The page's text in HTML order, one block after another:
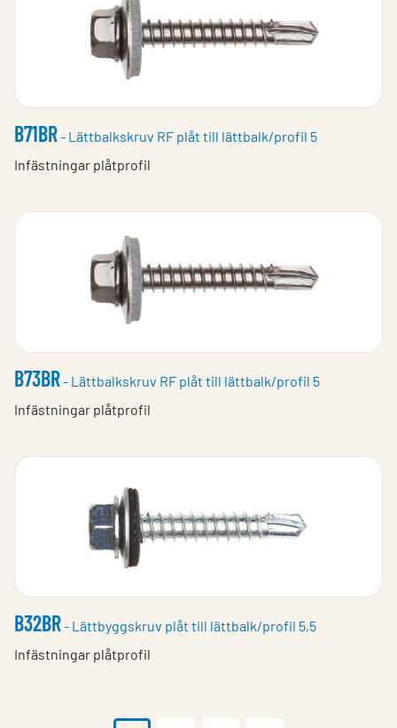
B71BR- Lättbalkskruv RF plåt till lättbalk/profil 5
Infästningar plåtprofil
B73BR- Lättbalkskruv RF plåt till lättbalk/profil 5
Infästningar plåtprofil
B32BR- Lättbyggskruv plåt till lättbalk/profil 5,5
Infästningar plåtprofil